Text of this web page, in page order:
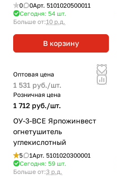
0 0Арт. 5101020500011
Сегодня: 54 шт.
Больше от:10 р.д.
В корзину
Оптовая цена
1 531 руб./шт.
Розничная цена
1 712 руб./шт.
ОУ-3-BCE Ярпожинвест
огнетушитель
углекислотный
5 1Арт. 5101020300001
Сегодня: 59 шт.
Больше от:3 р.д.